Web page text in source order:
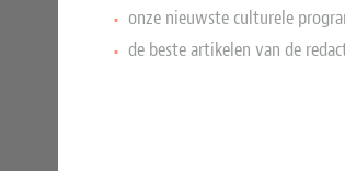
onze nieuwste culturele
de beste artikelen van de